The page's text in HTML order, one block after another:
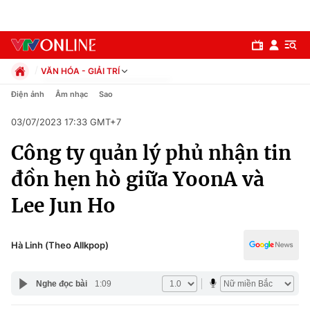
Chuyên mục
Chính trị
Xã hội
Pháp luật
Y tế
VĂN HÓA - GIẢI TRÍ
Chính trị
Pháp luật
Kinh tế
Thể thao
Truyền hình
Văn hóa - Giải trí
Y tế
Công nghệ
Điện ảnh Âm nhạc Sao
03/07/2023 17:33 GMT+7
Công ty quản lý phủ nhận tin
đồn hẹn hò giữa YoonA và
Lee Jun Ho
Hà Linh (Theo Allkpop)
Nghe đọc bài 1:09